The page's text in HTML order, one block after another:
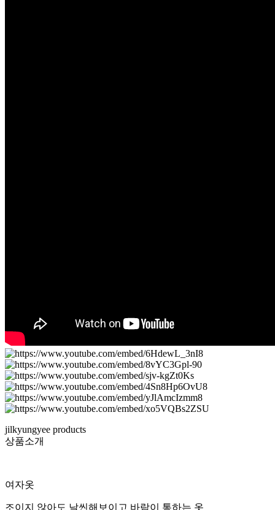
jilkyungyee products
상품소개
여자옷
조이지 않아도 날씬해보이고 바람이 통하는 옷